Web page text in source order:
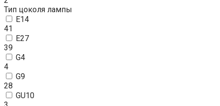
Тип цоколя лампы
E14
41
E27
39
G4
4
G9
28
GU10